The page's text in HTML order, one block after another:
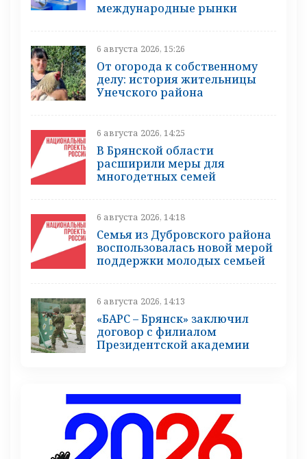
международные рынки
6 августа 2026, 15:26
От огорода к собственному
делу: история жительницы
Унечского района
6 августа 2026, 14:25
В Брянской области
расширили меры для
многодетных семей
6 августа 2026, 14:18
Семья из Дубровского района
воспользовалась новой мерой
поддержки молодых семьей
6 августа 2026, 14:13
«БАРС – Брянск» заключил
договор с филиалом
Президентской академии